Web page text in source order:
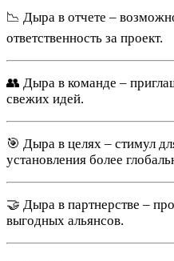
📉 Дыра в отчете –
ответственность за проект.
👥 Дыра в команде –
свежих идей.
🎯 Дыра в целях – стимул
установления более
🤝 Дыра в партнерстве –
выгодных альянсов.